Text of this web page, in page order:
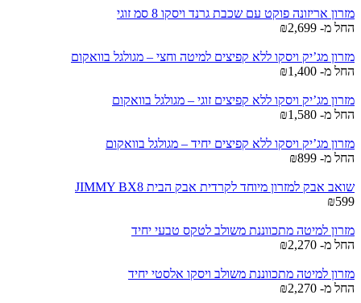
מזרון אריזונה פוקט עם שכבת גרנד ויסקו 8 סמ זוגי
החל מ-
₪2,699
מזרון מג’יק ויסקו ללא קפיצים למיטה וחצי – מגולגל בוואקום
החל מ-
₪1,400
מזרון מג’יק ויסקו ללא קפיצים זוגי – מגולגל בוואקום
החל מ-
₪1,580
מזרון מג’יק ויסקו ללא קפיצים יחיד – מגולגל בוואקום
החל מ-
₪899
שואב אבק למזרון מיוחד לקרדית אבק הבית JIMMY BX8
₪599
מזרון למיטה מתכווננת משולב לטקס טבעי יחיד
החל מ-
₪2,270
מזרון למיטה מתכווננת משולב ויסקו אלסטי יחיד
החל מ-
₪2,270